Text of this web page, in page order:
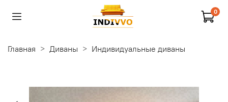
0
Главная Диваны Индивидуальные диваны